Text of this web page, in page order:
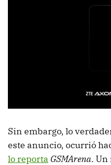
Sin embargo, lo
este anuncio, ocurrió
lo reporta GSMArena. Un